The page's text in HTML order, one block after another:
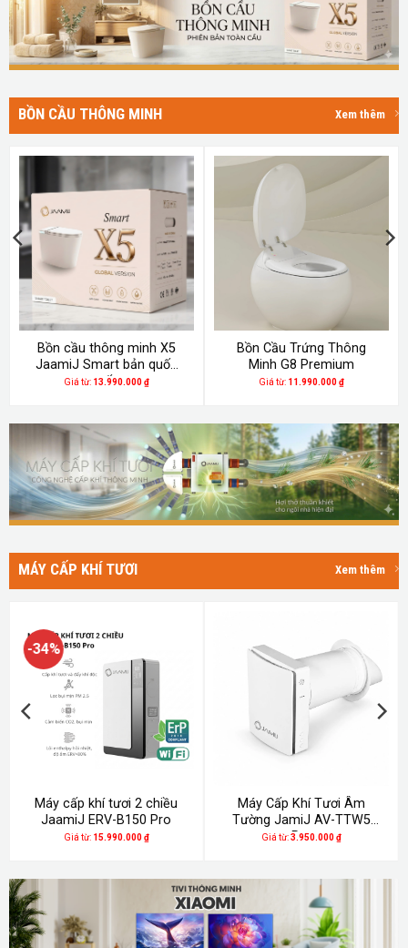
BỒN CẦU THÔNG MINH Xem thêm
Bồn cầu thông minh X5
JaamiJ Smart bản quốc
tế
Giá từ: 13.990.000₫
Bồn Cầu Trứng Thông
Minh G8 Premium
Giá từ: 11.990.000₫
MÁY CẤP KHÍ TƯƠI Xem thêm
-34%
Máy cấp khí tươi 2 chiều
JaamiJ ERV-B150 Pro
Giá từ: 15.990.000₫
Máy Cấp Khí Tươi Âm
Tường JamiJ AV-TTW5
Pro
Giá từ:3.950.000₫